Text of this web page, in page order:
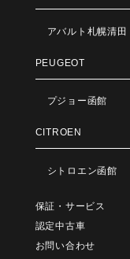
アバルト札幌清田
PEUGEOT
プジョー函館
CITROEN
シトロエン函館
保証・サービス
認定中古車
お問い合わせ